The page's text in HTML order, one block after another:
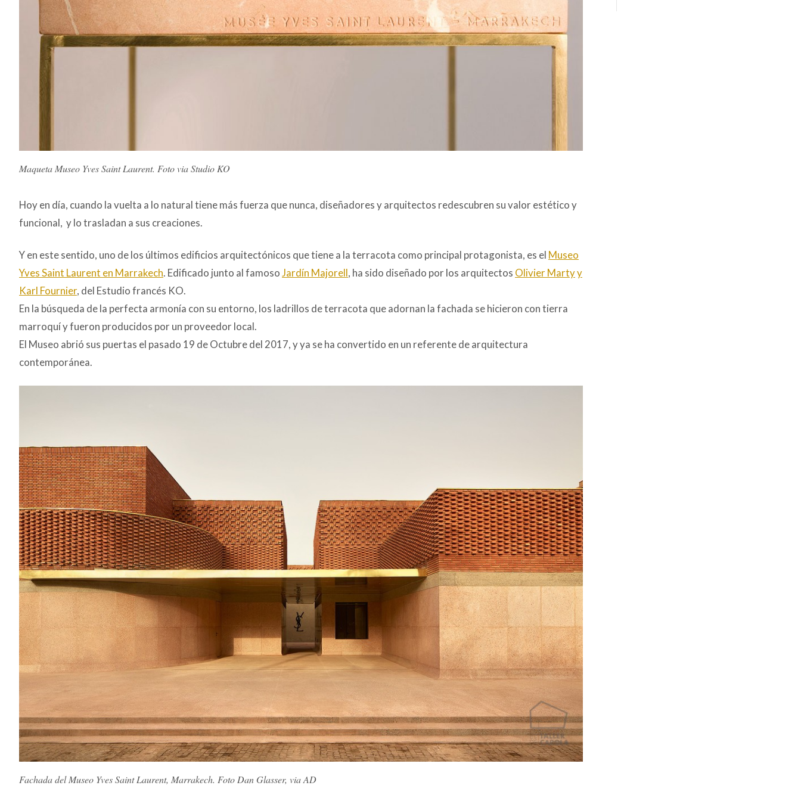
Maqueta Museo Yves Saint Laurent. Foto via Studio KO
Hoy en día, cuando la vuelta a lo natural tiene más fuerza que nunca, diseñadores y arquitectos redescubren su valor estético y
funcional, y lo trasladan a sus creaciones.
Y en este sentido, uno de los últimos edificios arquitectónicos que tiene a la terracota como principal protagonista, es el Museo
Yves Saint Laurent en Marrakech. Edificado junto al famosoJardín Majorell, ha sido diseñado por los arquitectos Olivier Martyy
Karl Fournier, del Estudio francés KO.
En la búsqueda de la perfecta armonía con su entorno, los ladrillos de terracota que adornan la fachada se hicieron con tierra
marroquí y fueron producidos por un proveedor local.
El Museo abrió sus puertas el pasado 19 de Octubre del 2017, y ya se ha convertido en un referente de arquitectura
contemporánea.
Fachada del Museo Yves Saint Laurent, Marrakech. Foto Dan Glasser, via AD